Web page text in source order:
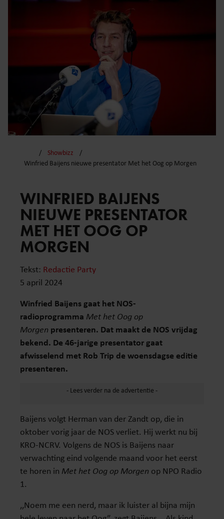
Showbizz
Winfried Baijens nieuwe presentator Met het Oog op Morgen
WINFRIED BAIJENS
NIEUWE PRESENTATOR
MET HET OOG OP
MORGEN
Tekst: Redactie Party
5 april 2024
Winfried Baijens gaat het NOS-
radioprogramma Met het Oog op
Morgen presenteren. Dat maakt de NOS vrijdag
bekend. De 46-jarige presentator gaat
afwisselend met Rob Trip de woensdagse editie
presenteren.
Baijens volgt Herman van der Zandt op, die in
oktober vorig jaar de NOS verliet. Hij werkt nu bij
KRO-NCRV. Volgens de NOS is Baijens naar
verwachting eind volgende maand voor het eerst
te horen in Met het Oog op Morgen op NPO Radio
1.
,,Noem me een nerd, maar ik luister al bijna mijn